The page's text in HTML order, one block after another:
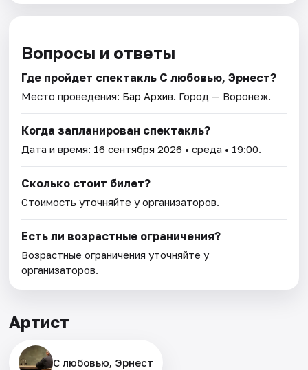
Вопросы и ответы
Где пройдет спектакль С любовью, Эрнест?
Место проведения: Бар Архив. Город — Воронеж.
Когда запланирован спектакль?
Дата и время: 16 сентября 2026 • среда • 19:00.
Сколько стоит билет?
Стоимость уточняйте у организаторов.
Есть ли возрастные ограничения?
Возрастные ограничения уточняйте у
организаторов.
Артист
С любовью, Эрнест